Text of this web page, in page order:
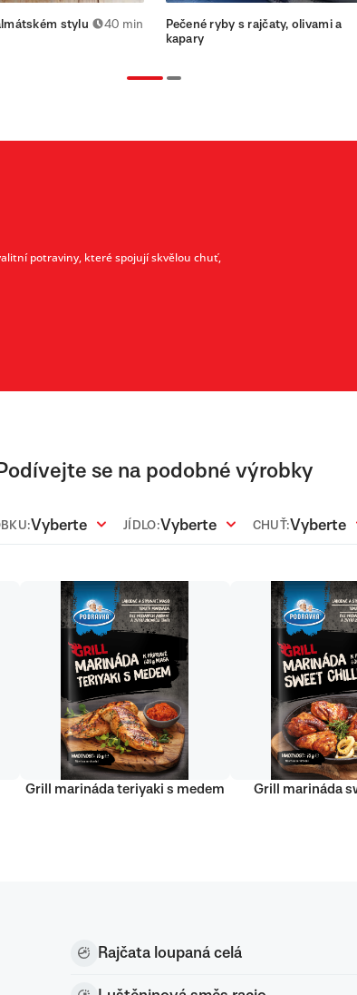
stylu 40 min
Pečené ryby s rajčaty, olivami a
kapary
potraviny, které spojují skvělou chuť,
Podívejte se na podobné výrobky
Vyberte JÍDLO:Vyberte CHUŤ:Vyberte
Grill marináda teriyaki s medem Grill marináda
Rajčata loupaná celá